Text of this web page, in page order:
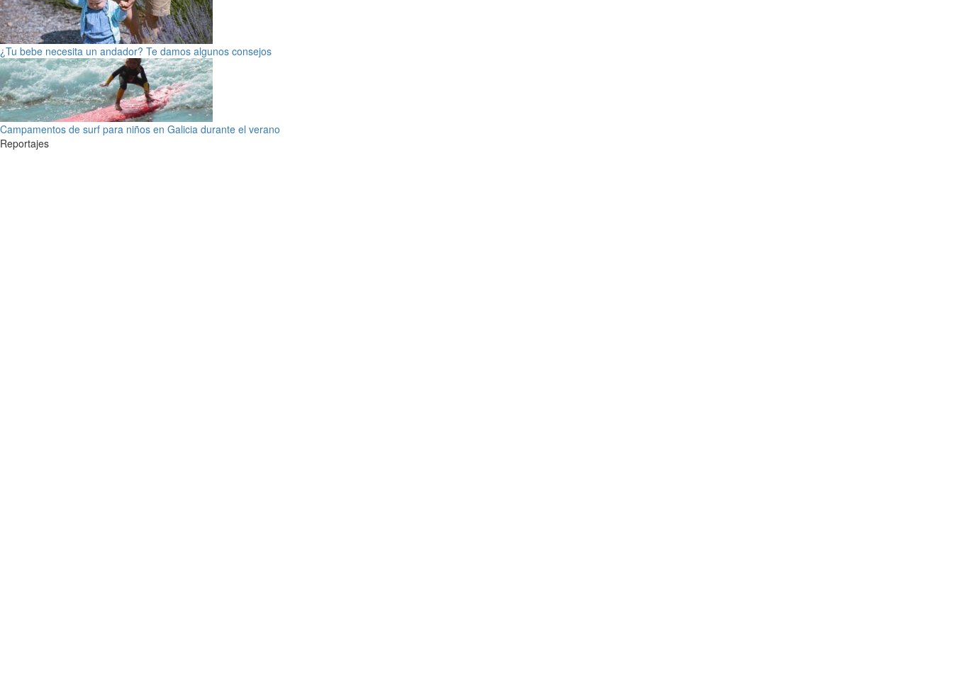
¿Tu bebe necesita un andador? Te damos algunos consejos
Campamentos de surf para niños en Galicia durante el verano
Reportajes